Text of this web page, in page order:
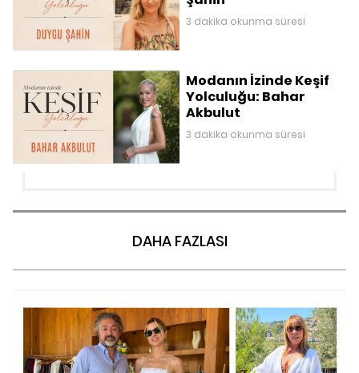
3 dakika okunma süresi
Modanın İzinde Keşif
Yolculuğu: Bahar
Akbulut
3 dakika okunma süresi
DAHA FAZLASI